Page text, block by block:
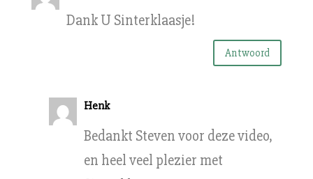
Dank U Sinterklaasje!
Antwoord
Henk
Bedankt Steven voor deze video,
en heel veel plezier met